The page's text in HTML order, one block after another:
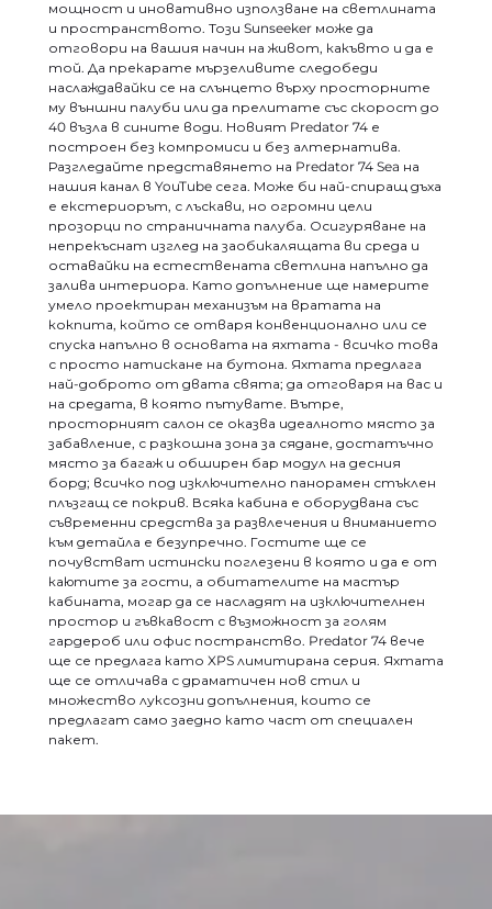
мощност и иновативно използване на светлината
и пространството. Този Sunseeker може да
отговори на вашия начин на живот, какъвто и да е
той. Да прекарате мързеливите следобеди
наслаждавайки се на слънцето върху просторните
му външни палуби или да прелитате със скорост до
40 възла в сините води. Новият Predator 74 е
построен без компромиси и без алтернатива.
Разгледайте представянето на Predator 74 Sea на
нашия канал в YouTube сега. Може би най-спиращ дъха
е екстериорът, с лъскави, но огромни цели
прозорци по страничната палуба. Осигуряване на
непрекъснат изглед на заобикалящата ви среда и
оставайки на естествената светлина напълно да
залива интериора. Като допълнение ще намерите
умело проектиран механизъм на вратата на
кокпита, който се отваря конвенционално или се
спуска напълно в основата на яхтата - всичко това
с просто натискане на бутона. Яхтата предлага
най-доброто от двата свята; да отговаря на вас и
на средата, в която пътувате. Вътре,
просторният салон се оказва идеалното място за
забавление, с разкошна зона за сядане, достатъчно
място за багаж и обширен бар модул на десния
борд; всичко под изключително панорамен стъклен
плъзгащ се покрив. Всяка кабина е оборудвана със
съвременни средства за развлечения и вниманието
към детайла е безупречно. Гостите ще се
почувстват истински поглезени в която и да е от
каютите за гости, а обитателите на мастър
кабината, могар да се насладят на изключителнен
простор и гъвкавост с възможност за голям
гардероб или офис постранство. Predator 74 вече
ще се предлага като XPS лимитирана серия. Яхтата
ще се отличава с драматичен нов стил и
множество луксозни допълнения, които се
предлагат само заедно като част от специален
пакет.